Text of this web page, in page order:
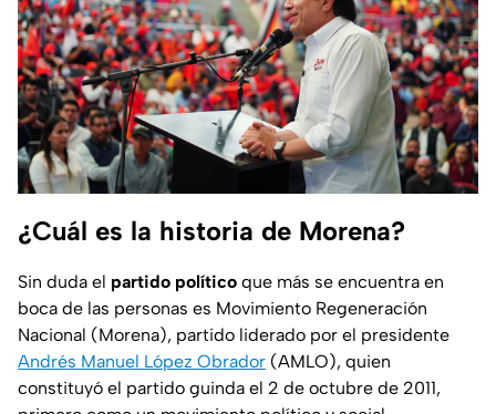
¿Cuál es la historia de Morena?
Sin duda el partido político que más se encuentra en
boca de las personas es Movimiento Regeneración
Nacional (Morena), partido liderado por el presidente
Andrés Manuel López Obrador (AMLO), quien
constituyó el partido guinda el 2 de octubre de 2011,